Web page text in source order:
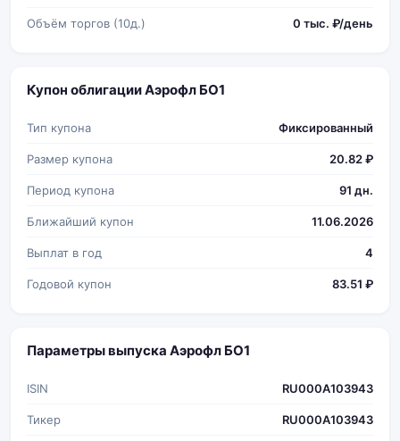
Объём торгов (10д.) 0 тыс. ₽/день
Купон облигации Аэрофл БО1
Тип купона Фиксированный
Размер купона 20.82 ₽
Период купона 91 дн.
Ближайший купон 11.06.2026
Выплат в год 4
Годовой купон 83.51 ₽
Параметры выпуска Аэрофл БО1
ISIN RU000A103943
Тикер RU000A103943